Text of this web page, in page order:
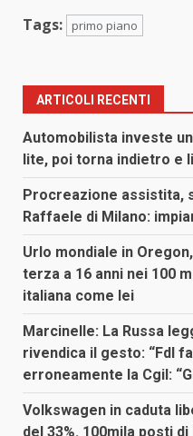
Tags: primo piano
ARTICOLI RECENTI
Automobilista investe
lite, poi torna indietro e
Procreazione assistita,
Raffaele di Milano:
Urlo mondiale in
terza a 16 anni nei 100
italiana come lei
Marcinelle: La Russa
rivendica il gesto: “FdI
erroneamente la Cgil:
Volkswagen in caduta
del 33%. 100mila posti